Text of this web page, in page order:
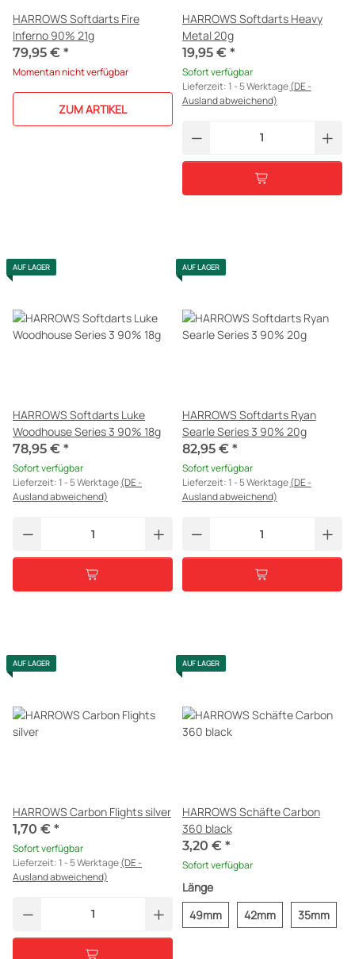
HARROWS Softdarts Fire
Inferno 90% 21g
79,95 € *
Momentan nicht verfügbar
ZUM ARTIKEL
HARROWS Softdarts Heavy
Metal 20g
19,95 € *
Sofort verfügbar
Lieferzeit:1 - 5 Werktage(DE -
Ausland abweichend)
AUF LAGER
HARROWS Softdarts Luke
Woodhouse Series 3 90% 18g
78,95 € *
Sofort verfügbar
Lieferzeit:1 - 5 Werktage(DE -
Ausland abweichend)
AUF LAGER
HARROWS Softdarts Ryan
Searle Series 3 90% 20g
82,95 € *
Sofort verfügbar
Lieferzeit:1 - 5 Werktage(DE -
Ausland abweichend)
AUF LAGER
HARROWS Carbon Flights silver
1,70 € *
Sofort verfügbar
Lieferzeit:1 - 5 Werktage(DE -
Ausland abweichend)
AUF LAGER
HARROWS Schäfte Carbon
360 black
3,20 € *
Sofort verfügbar
Länge
49mm
42mm 35mm